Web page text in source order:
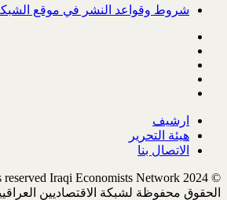
شروط وقواعد النشر في موقع
ارشيف
هيئة التحرير
الاتصال بنا
الحقوق محفوظة لشبكة الاقتصاديين العراقيين